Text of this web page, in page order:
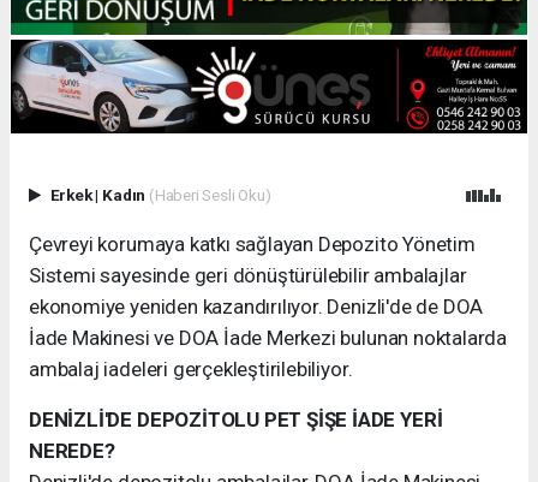
Erkek| Kadın (Haberi Sesli Oku)
Çevreyi korumaya katkı sağlayan Depozito Yönetim
Sistemi sayesinde geri dönüştürülebilir ambalajlar
ekonomiye yeniden kazandırılıyor. Denizli'de de DOA
İade Makinesi ve DOA İade Merkezi bulunan noktalarda
ambalaj iadeleri gerçekleştirilebiliyor.
DENİZLİ'DE DEPOZİTOLU PET ŞİŞE İADE YERİ
NEREDE?